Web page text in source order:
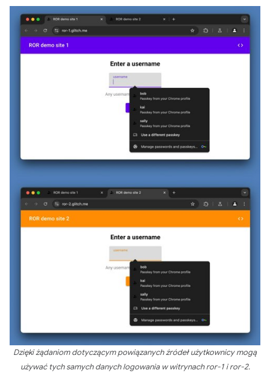
Dzięki żądaniom dotyczącym powiązanych źródeł użytkownicy mogą
używać tych samych danych logowania w witrynach ror-1 i ror-2.